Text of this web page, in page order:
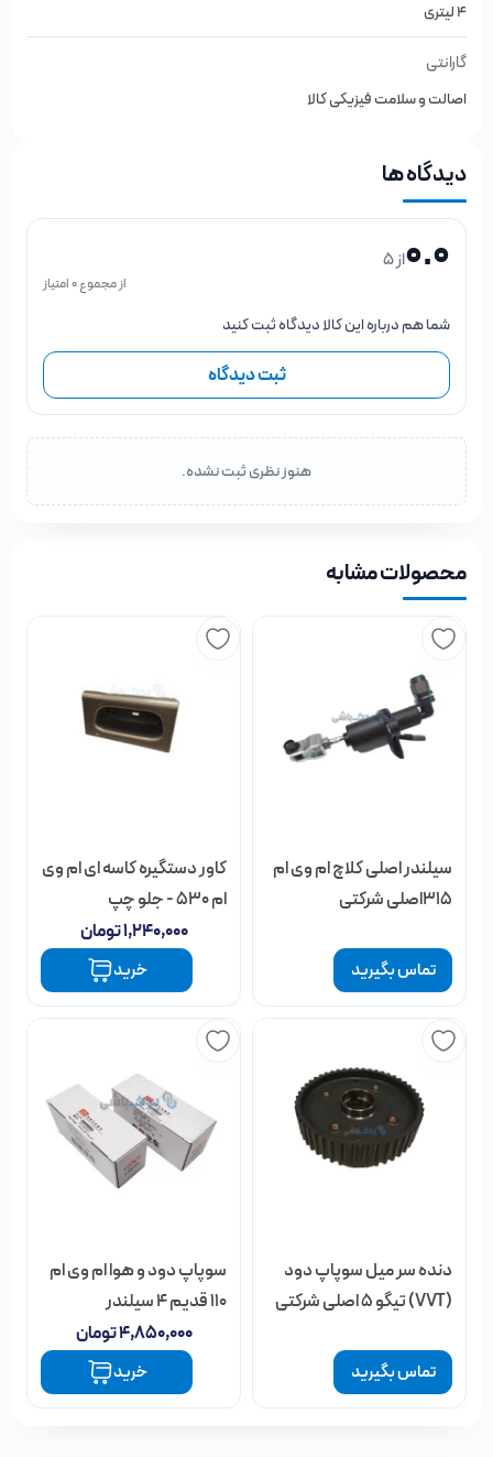
ضمانت اصالت کالا
بگیرید تا از هزینه های میلیونی گیربکس ، در امان باشید
4 لیتری
گارانتی
اصالت و سلامت فیزیکی کالا
دیدگاه ها
0.0از 5
از مجموع 0 امتیاز
شما هم درباره این کالا دیدگاه ثبت کنید
ثبت دیدگاه
هنوز نظری ثبت نشده.
محصولات مشابه
سیلندر اصلی کلاچ ام وی ام
315اصلی شرکتی
تماس بگیرید
کاور دستگیره کاسه ای ام وی
ام 530 - جلو چپ
۱,۲۴۰,۰۰۰تومان
خرید
دنده سر میل سوپاپ دود
(VVT) تیگو 5 اصلی شرکتی
تماس بگیرید
سوپاپ دود و هوا ام وی ام
110 قدیم 4 سیلندر
۴,۸۵۰,۰۰۰تومان
خرید